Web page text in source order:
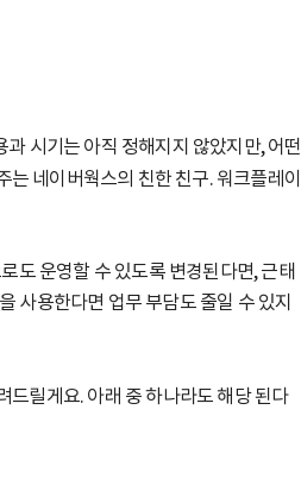
시기는 아직 정해지지 않았지만, 어떤
네이버웍스의 친한 친구. 워크플레이
도 운영할 수 있도록 변경된다면, 근태
사용한다면 업무 부담도 줄일 수 있지
릴게요. 아래 중 하나라도 해당 된다